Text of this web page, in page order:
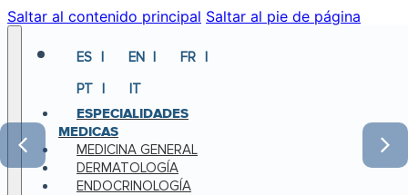
Saltar al contenido principal Saltar al pie de página
ES EN
FR
PT
IT
ESPECIALIDADES
MEDICAS
MEDICINA GENERAL
DERMATOLOGÍA
ENDOCRINOLOGÍA